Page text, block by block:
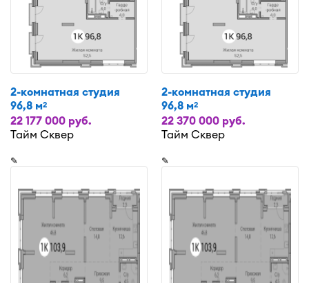
2-комнатная студия
96,8 м2
22 177 000 руб.
Тайм Сквер
2-комнатная студия
96,8 м2
22 370 000 руб.
Тайм Сквер
✎ ✎